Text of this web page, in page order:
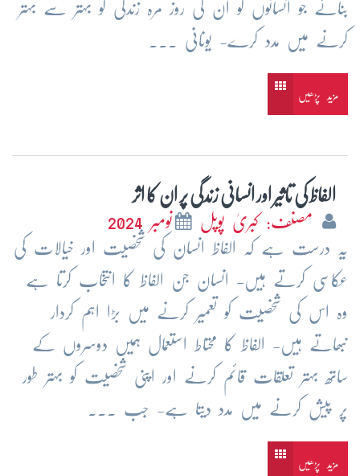
بنائے جو انسانوں کو ان کی روز مرہ زندگی کو بہتر سے بہتر
کرنے میں مدد کرے- یونانی ...
مزید پڑھیں
الفاظ کی تاثیر اور انسانی زندگی پر ان کا اثر
مصنف: کبریٰ پوپل
نومبر 2024
یہ درست ہے کہ الفاظ انسان کی شخصیت اور خیالات کی
عکاسی کرتے ہیں- انسان جن الفاظ کا انتخاب کرتا ہے
وہ اس کی شخصیت کو تعمیر کرنے میں بڑا اہم کردار
نبھاتے ہیں- الفاظ کا محتاط استعمال ہمیں دوسروں کے
ساتھ بہتر تعلقات قائم کرنے اور اپنی شخصیت کو بہتر طور
پر پیش کرنے میں مدد دیتا ہے- جب ...
مزید پڑھیں